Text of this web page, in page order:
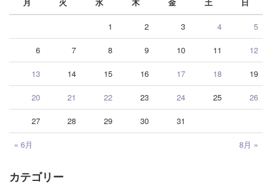
« 6月 8月 »
1 2 3 4 5
6 7 8 9 10 11 12
13 14 15 16 17 18 19
20 21 22 23 24 25 26
27 28 29 30 31
カテゴリー